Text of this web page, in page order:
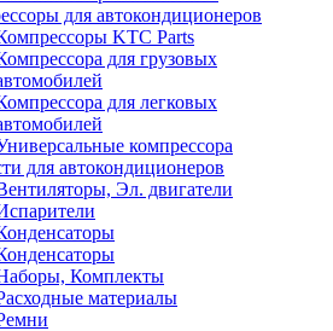
для автокондиционеров
KTC Parts
для грузовых
для легковых
компрессора
для автокондиционеров
Эл. двигатели
Комплекты
материалы